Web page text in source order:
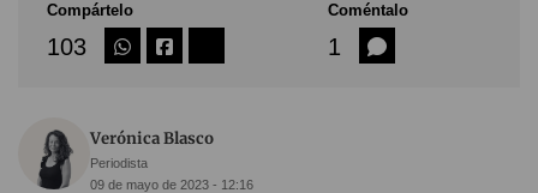
Compártelo
103
Coméntalo
1
Verónica Blasco
Periodista
09 de mayo de 2023 - 12:16